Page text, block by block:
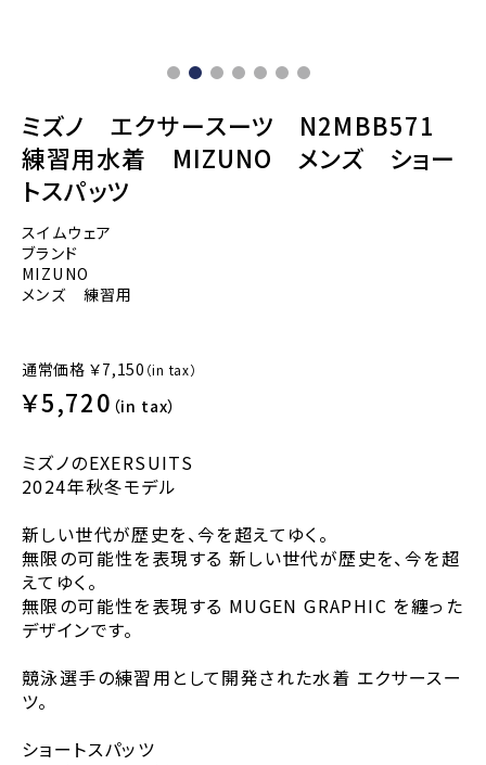
ミズノ エクサースーツ N2MBB571
練習用水着 MIZUNO メンズ ショー
トスパッツ
スイムウェア
ブランド
MIZUNO
メンズ 練習用
通常価格 ￥7,150 （in tax）
￥5,720 （in tax）
ミズノのEXERSUITS
2024年秋冬モデル
新しい世代が歴史を、今を超えてゆく。
無限の可能性を表現する 新しい世代が歴史を、今を超
えてゆく。
無限の可能性を表現する MUGEN GRAPHIC を纏った
デザインです。
競泳選手の練習用として開発された水着 エクサースー
ツ。
ショートスパッツ